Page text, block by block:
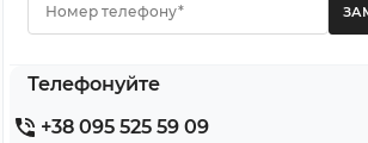
Номер телефону*
Телефонуйте
+38 095 525 59 09